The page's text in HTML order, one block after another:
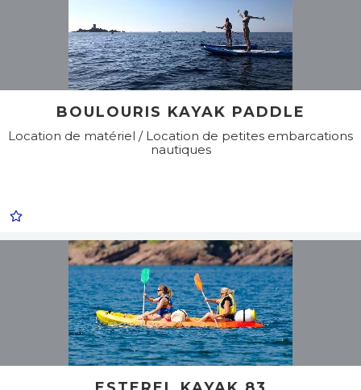
BOULOURIS KAYAK PADDLE
Location de matériel / Location de petites embarcations
nautiques